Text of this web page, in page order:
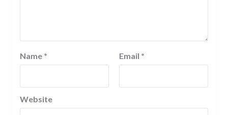
Name * Email *
Website